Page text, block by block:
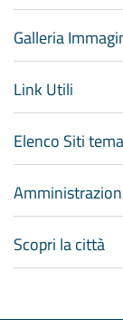
Galleria
Link Utili
Elenco Siti
Scopri la città